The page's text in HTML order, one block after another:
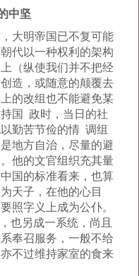
中坚
大明帝国已不复可能
代以一种权利的架构
（纵使我们并不把经
造，或随意的颠覆去
的改组也不能避免某
国 政时，当日的社
勤苦节俭的情 调组
地方自治，尽量的避
他的文官组织充其量
国的标准看来，也算
天子，在他的心目
照字义上成为公仆。
也另成一系统，尚且
奉召服务，一般不给
不过维持家室的食来